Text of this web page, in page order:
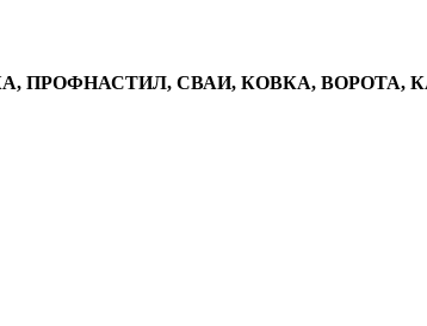
ПРОФНАСТИЛ, СВАИ, КОВКА, ВОРОТА,